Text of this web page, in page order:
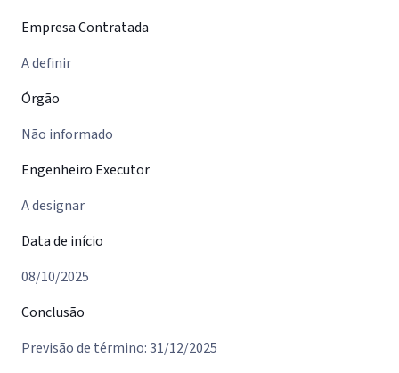
Empresa Contratada
A definir
Órgão
Não informado
Engenheiro Executor
A designar
Data de início
08/10/2025
Conclusão
Previsão de término: 31/12/2025